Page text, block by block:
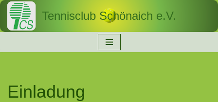
Zum
Tennisclub Schönaich e.V.
Einladung